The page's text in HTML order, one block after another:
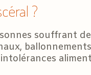
?
souffrant